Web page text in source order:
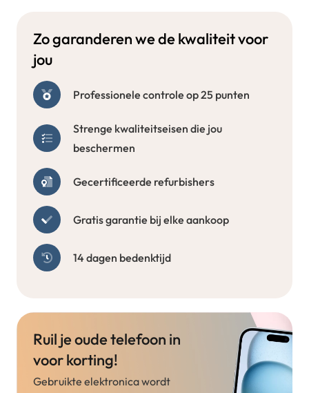
Zo garanderen we de kwaliteit voor
jou
Professionele controle op 25 punten
Strenge kwaliteitseisen die jou
beschermen
Gecertificeerde refurbishers
Gratis garantie bij elke aankoop
14 dagen bedenktijd
Ruil je oude telefoon in
voor korting!
Gebruikte elektronica wordt